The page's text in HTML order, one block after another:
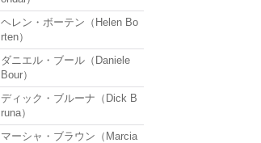
ヘレン・ボーテン（Helen Bo
rten）
ダニエル・ブール（Daniele
Bour）
ディック・ブルーナ（Dick B
runa）
マーシャ・ブラウン（Marcia